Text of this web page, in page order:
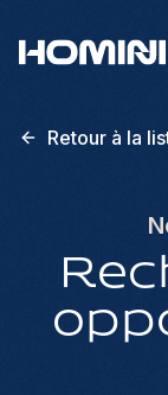
Retour à la